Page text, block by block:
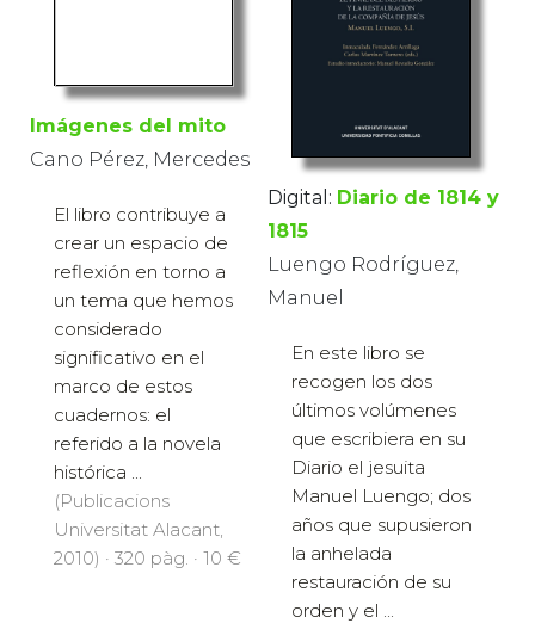
Imágenes del mito
Cano Pérez, Mercedes
El libro contribuye a
crear un espacio de
reflexión en torno a
un tema que hemos
considerado
significativo en el
marco de estos
cuadernos: el
referido a la novela
histórica ...
(Publicacions
Universitat Alacant,
2010) · 320 pàg. · 10 €
Digital: Diario de 1814 y
1815
Luengo Rodríguez,
Manuel
En este libro se
recogen los dos
últimos volúmenes
que escribiera en su
Diario el jesuita
Manuel Luengo; dos
años que supusieron
la anhelada
restauración de su
orden y el ...